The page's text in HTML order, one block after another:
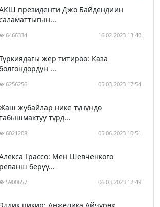
президенти Джо Байдендиин
6466334 16.02.2023 13:40
жер титирөө: Каза
...
6256256 05.03.2023 17:54
жубайлар нике түнүндө
түрд...
6021208 05.06.2023 10:51
Грассо: Мен Шевченкого
реванш берүү...
5900657 06.03.2023 12:49